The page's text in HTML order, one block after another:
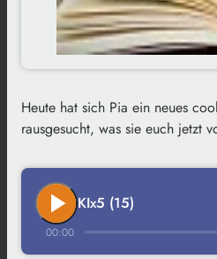
Heute hat sich Pia ein neues
rausgesucht, was sie euch jetzt
play_arrow KIx5 (15)
00:00